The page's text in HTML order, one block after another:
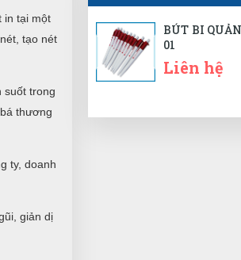
in tại một
tạo nét
suốt trong
thương
ty, doanh
giản dị
(Đánh giá 1 năm
giao hàng nhanh mik
BÚT BI
01
Liên hệ